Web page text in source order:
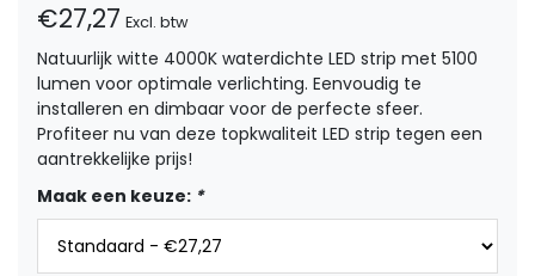
€27,27 Excl. btw
Natuurlijk witte 4000K waterdichte LED strip met 5100
lumen voor optimale verlichting. Eenvoudig te
installeren en dimbaar voor de perfecte sfeer.
Profiteer nu van deze topkwaliteit LED strip tegen een
aantrekkelijke prijs!
Maak een keuze: *